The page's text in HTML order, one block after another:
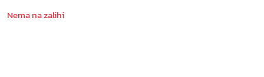
Nema na zalihi